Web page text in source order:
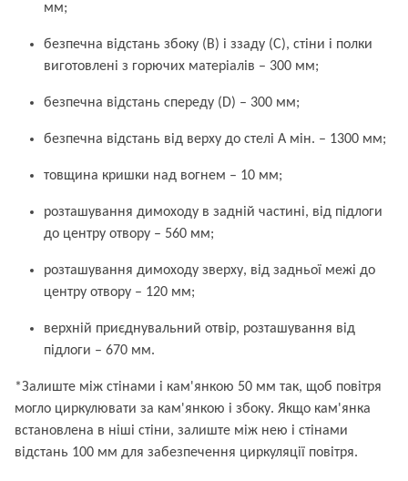
мм;
безпечна відстань збоку (B) і ззаду (C), стіни і полки
виготовлені з горючих матеріалів – 300 мм;
безпечна відстань спереду (D) – 300 мм;
безпечна відстань від верху до стелі A мін. – 1300 мм;
товщина кришки над вогнем – 10 мм;
розташування димоходу в задній частині, від підлоги
до центру отвору – 560 мм;
розташування димоходу зверху, від задньої межі до
центру отвору – 120 мм;
верхній приєднувальний отвір, розташування від
підлоги – 670 мм.
*Залиште між стінами і кам'янкою 50 мм так, щоб повітря
могло циркулювати за кам'янкою і збоку. Якщо кам'янка
встановлена в ніші стіни, залиште між нею і стінами
відстань 100 мм для забезпечення циркуляції повітря.